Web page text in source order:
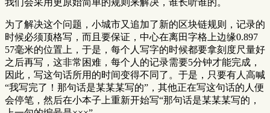
为了解决这个问题，小城市又追加了新的区块链规则，记录的
时候必须顶格写，而且要保证，中心在离田字格上边缘0.897
57毫米的位置上，于是，每个人写字的时候都要拿刻度尺量好
之后再写，这非常困难，每个人的记录需要5分钟才能完成，
因此，写这句话所用的时间变得不同了。于是，只要有人高喊
“我写完了！那句话是某某某写的”，其他正在写这句话的人便
会停笔，然后在小本子上重新开始写“那句话是某某某写的，